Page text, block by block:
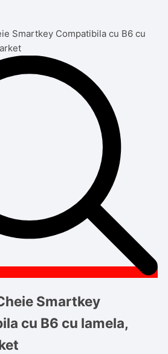
Smartkey
cu B6 cu lamela,